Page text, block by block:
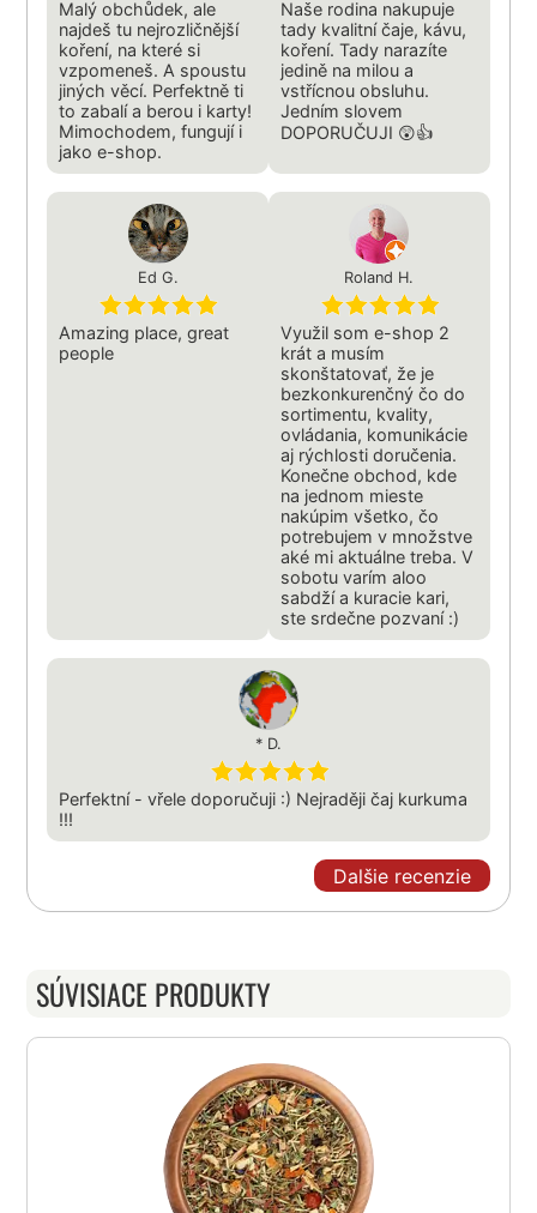
Malý obchůdek, ale
najdeš tu nejrozličnější
koření, na které si
vzpomeneš. A spoustu
jiných věcí. Perfektně ti
to zabalí a berou i karty!
Mimochodem, fungují i
jako e-shop.
Naše rodina nakupuje
tady kvalitní čaje, kávu,
koření. Tady narazíte
jedině na milou a
vstřícnou obsluhu.
Jedním slovem
DOPORUČUJI 😲👍
Ed G.
Amazing place, great
people
Roland H.
Využil som e-shop 2
krát a musím
skonštatovať, že je
bezkonkurenčný čo do
sortimentu, kvality,
ovládania, komunikácie
aj rýchlosti doručenia.
Konečne obchod, kde
na jednom mieste
nakúpim všetko, čo
potrebujem v množstve
aké mi aktuálne treba. V
sobotu varím aloo
sabdží a kuracie kari,
ste srdečne pozvaní :)
* D.
Perfektní - vřele doporučuji :) Nejraději čaj kurkuma
!!!
Dalšie recenzie
SÚVISIACE PRODUKTY